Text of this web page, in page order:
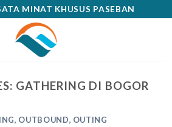
MINAT KHUSUS PASEBAN
GATHERING DI BOGOR
, OUTBOUND, OUTING